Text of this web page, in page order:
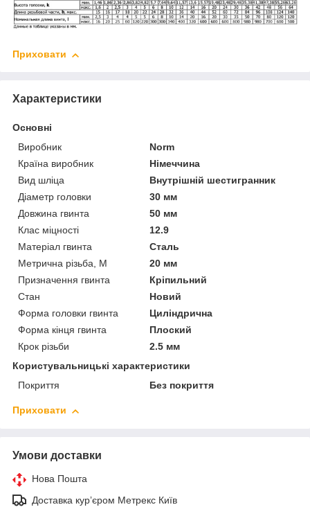
Приховати
Характеристики
Основні
Виробник
Norm
Країна виробник
Німеччина
Вид шліца
Внутрішній шестигранник
Діаметр головки
30 мм
Довжина гвинта
50 мм
Клас міцності
12.9
Матеріал гвинта
Сталь
Метрична різьба, М
20 мм
Призначення гвинта
Кріпильний
Стан
Новий
Форма головки гвинта
Циліндрична
Форма кінця гвинта
Плоский
Крок різьби
2.5 мм
Користувальницькі характеристики
Покриття
Без покриття
Приховати
Умови доставки
Нова Пошта
Доставка курʼєром Метрекс Київ